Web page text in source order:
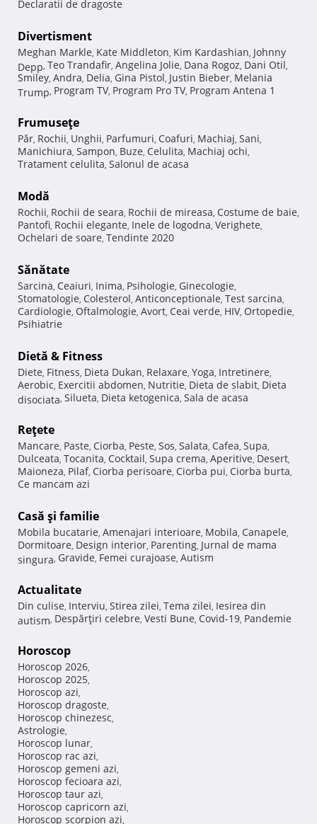
Declaratii de dragoste
Divertisment
Meghan Markle, Kate Middleton, Kim Kardashian, Johnny
Depp, Teo Trandafir, Angelina Jolie, Dana Rogoz, Dani Otil,
Smiley, Andra, Delia, Gina Pistol, Justin Bieber, Melania
Trump, Program TV, Program Pro TV, Program Antena 1
Frumuseţe
Păr, Rochii, Unghii, Parfumuri, Coafuri, Machiaj, Sani,
Manichiura, Sampon, Buze, Celulita, Machiaj ochi,
Tratament celulita, Salonul de acasa
Modă
Rochii, Rochii de seara, Rochii de mireasa, Costume de baie,
Pantofi, Rochii elegante, Inele de logodna, Verighete,
Ochelari de soare, Tendinte 2020
Sănătate
Sarcina, Ceaiuri, Inima, Psihologie, Ginecologie,
Stomatologie, Colesterol, Anticonceptionale, Test sarcina,
Cardiologie, Oftalmologie, Avort, Ceai verde, HIV, Ortopedie,
Psihiatrie
Dietă & Fitness
Diete, Fitness, Dieta Dukan, Relaxare, Yoga, Intretinere,
Aerobic, Exercitii abdomen, Nutritie, Dieta de slabit, Dieta
disociata, Silueta, Dieta ketogenica, Sala de acasa
Reţete
Mancare, Paste, Ciorba, Peste, Sos, Salata, Cafea, Supa,
Dulceata, Tocanita, Cocktail, Supa crema, Aperitive, Desert,
Maioneza, Pilaf, Ciorba perisoare, Ciorba pui, Ciorba burta,
Ce mancam azi
Casă şi familie
Mobila bucatarie, Amenajari interioare, Mobila, Canapele,
Dormitoare, Design interior, Parenting, Jurnal de mama
singura, Gravide, Femei curajoase, Autism
Actualitate
Din culise, Interviu, Stirea zilei, Tema zilei, Iesirea din
autism, Despărţiri celebre, Vesti Bune, Covid-19, Pandemie
Horoscop
Horoscop 2026,
Horoscop 2025,
Horoscop azi,
Horoscop dragoste,
Horoscop chinezesc,
Astrologie,
Horoscop lunar,
Horoscop rac azi,
Horoscop gemeni azi,
Horoscop fecioara azi,
Horoscop taur azi,
Horoscop capricorn azi,
Horoscop scorpion azi,